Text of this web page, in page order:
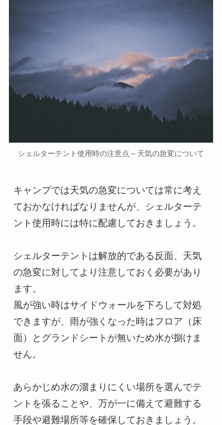
シェルターテント使用時の注意点 – 天気の急変について
キャンプでは天気の急変については常に考え
ておかなければなりませんが、シェルターテ
ント使用時には特に配慮しておきましょう。
シェルターテントは解放的である反面、天気
の急変に対してより注意しておく必要があり
ます。
風が強い時はサイドウォールを下ろして対処
できますが、雨が強くなった時はフロア（床
面）とグランドシートが無いため水が捌けま
せん。
あらかじめ水の溜まりにくい場所を選んでテ
ントを張ることや、万が一に備えて避難する
手段や避難場所等を確保しておきましょう。